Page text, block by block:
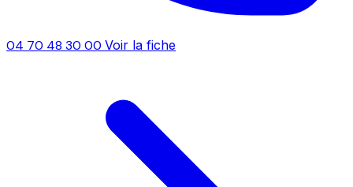
04 70 48 30 00 Voir la fiche